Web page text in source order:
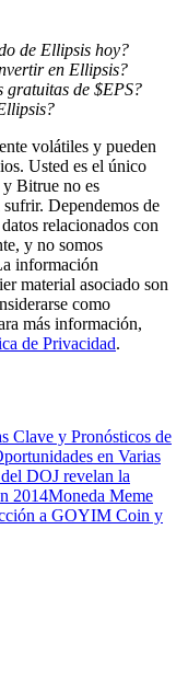
comercial, etc.
de Ellipsis hoy?
en Ellipsis?
gratuitas de $EPS?
volátiles y pueden
Usted es el único
y Bitrue no es
Dependemos de
relacionados con
y no somos
información
material asociado son
como
más información,
de Privacidad.
Clave y Pronósticos de
en Varias
DOJ revelan la
2014Moneda Meme
a GOYIM Coin y